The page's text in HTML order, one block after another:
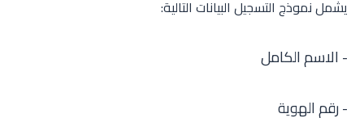
يشمل نموذج التسجيل البيانات التالية:
- الاسم الكامل
- رقم الهوية